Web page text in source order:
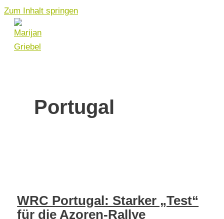
Zum Inhalt springen
Portugal
WRC Portugal: Starker „Test“
für die Azoren-Rallye